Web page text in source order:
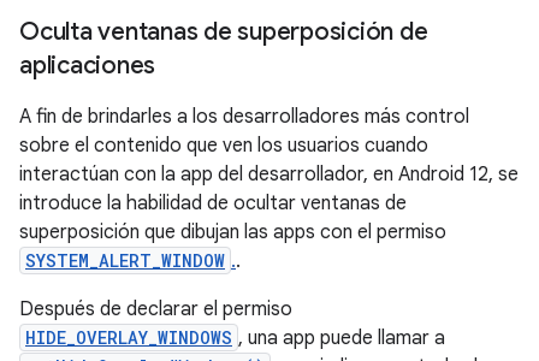
Oculta ventanas de superposición de
aplicaciones
A fin de brindarles a los desarrolladores más control
sobre el contenido que ven los usuarios cuando
interactúan con la app del desarrollador, en Android 12, se
introduce la habilidad de ocultar ventanas de
superposición que dibujan las apps con el permiso
SYSTEM_ALERT_WINDOW ..
Después de declarar el permiso
HIDE_OVERLAY_WINDOWS , una app puede llamar a